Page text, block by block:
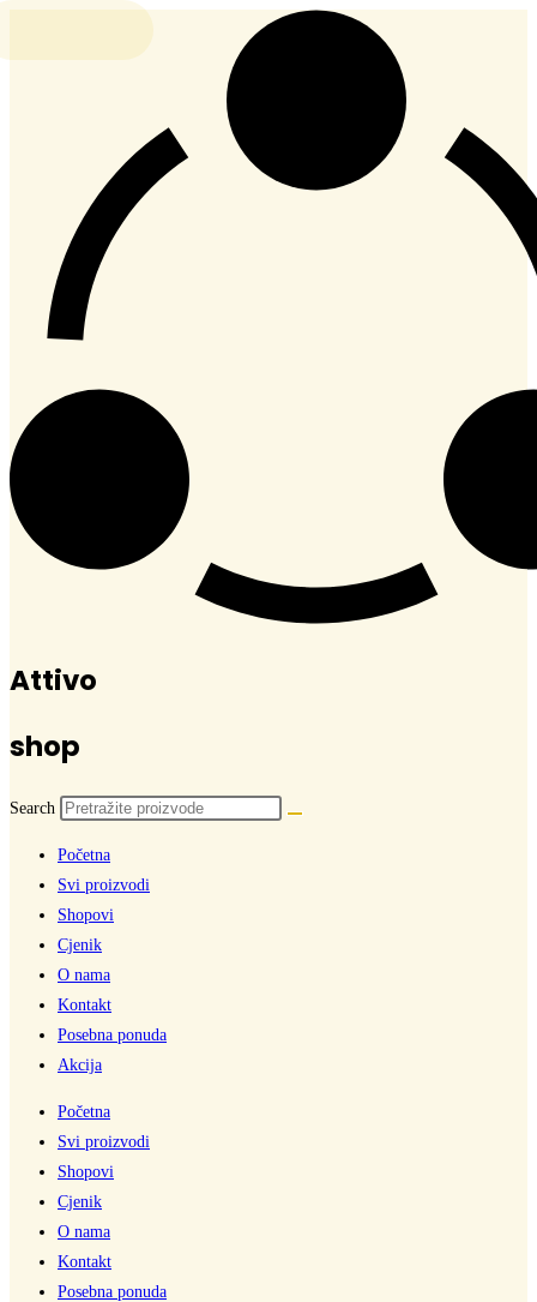
Attivo
shop
Search
Početna
Svi proizvodi
Shopovi
Cjenik
O nama
Kontakt
Posebna ponuda
Akcija
Početna
Svi proizvodi
Shopovi
Cjenik
O nama
Kontakt
Posebna ponuda